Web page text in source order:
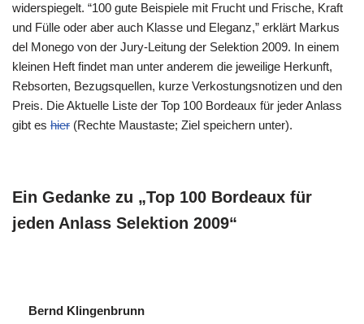
widerspiegelt. “100 gute Beispiele mit Frucht und Frische, Kraft
und Fülle oder aber auch Klasse und Eleganz,” erklärt Markus
del Monego von der Jury-Leitung der Selektion 2009. In einem
kleinen Heft findet man unter anderem die jeweilige Herkunft,
Rebsorten, Bezugsquellen, kurze Verkostungsnotizen und den
Preis. Die Aktuelle Liste der Top 100 Bordeaux für jeder Anlass
gibt es hier (Rechte Maustaste; Ziel speichern unter).
Ein Gedanke zu „Top 100 Bordeaux für
jeden Anlass Selektion 2009“
Bernd Klingenbrunn